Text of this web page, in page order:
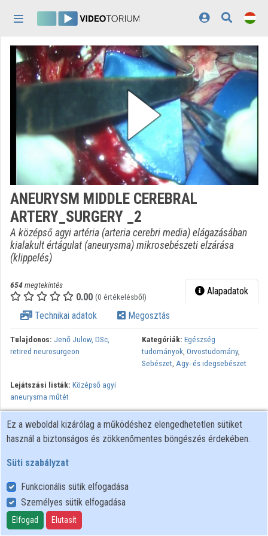
Kezdőlap
Bejelentkezés
Felfedezés
Kategóriák
Lejátszási listák
Intézmények
Közreműködők
Megjelenés:világos
ANEURYSM MIDDLE CEREBRAL
ARTERY_SURGERY _2
A középső agyi artéria (arteria cerebri media) elágazásában
kialakult értágulat (aneurysma) mikrosebészeti elzárása
(klippelés)
654megtekintés
0.00 (0 értékelésből) Alapadatok
Technikai adatok Megosztás
Tulajdonos: Jenő Julow, DSc,
retired neurosurgeon
Kategóriák: Egészség
tudományok, Orvostudomány,
Sebészet, Agy- és idegsebészet
Lejátszási listák: Középső agyi
aneurysma műtét
A középső agyi artéria (arteria cerebri media) elágazásában
kialakult értágulat (aneurysma) mikrosebészeti elzárása (klippelés)
and SOTE Neurosurgery by generous help of Japan International
Felhasználói szabályzat
Adatkezelési tájékoztató
Süti szabályzat
Ez a weboldal kizárólag a működéshez elengedhetetlen sütiket
használ a biztonságos és zökkenőmentes böngészés érdekében.
Süti szabályzat
Funkcionális sütik elfogadása
Személyes sütik elfogadása
Elfogad Elutasít